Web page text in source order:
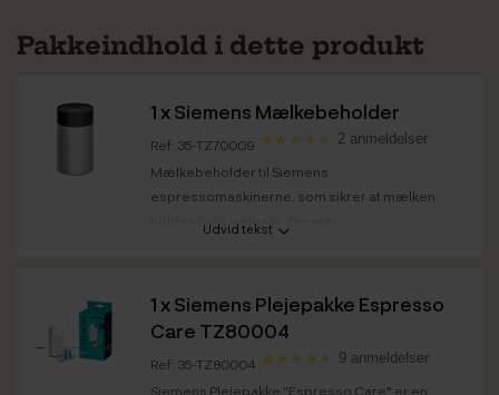
Pakkeindhold i dette produkt
1 xSiemens Mælkebeholder
Ref: 35-TZ70009 2 anmeldelser
Mælkebeholder til Siemens
espressomaskinerne, som sikrer at mælken
holdes kold, selv når den står...
Udvid tekst
1 xSiemens Plejepakke Espresso
Care TZ80004
Ref: 35-TZ80004 9 anmeldelser
Siemens Plejepakke "Espresso Care" er en